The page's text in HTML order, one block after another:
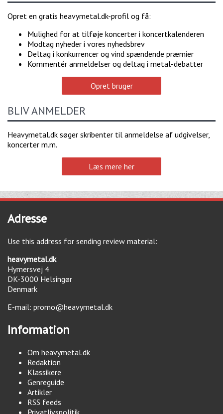
Opret en gratis heavymetal.dk-profil og få:
Mulighed for at tilføje koncerter i koncertkalenderen
Modtag nyheder i vores nyhedsbrev
Deltag i konkurrencer og vind spændende præmier
Kommentér anmeldelser og deltag i metal-debatter
Opret bruger
BLIV ANMELDER
Heavymetal.dk søger skribenter til anmeldelse af udgivelser,
koncerter m.m.
Læs mere her
Adresse
Use this address for sending review material:
heavymetal.dk
Hymersvej 4
DK-3000 Helsingør
Denmark
E-mail: promo@heavymetal.dk
Information
Om heavymetal.dk
Redaktion
Klassikere
Genreguide
Artikler
RSS feeds